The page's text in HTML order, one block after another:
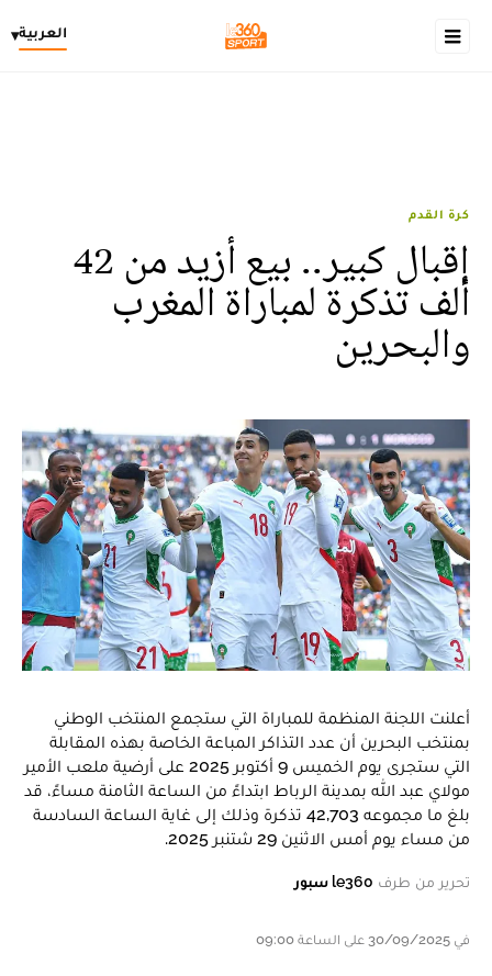
العربية▾
كرة القدم
إقبال كبير.. بيع أزيد من 42
ألف تذكرة لمباراة المغرب
والبحرين
أعلنت اللجنة المنظمة للمباراة التي ستجمع المنتخب الوطني
بمنتخب البحرين أن عدد التذاكر المباعة الخاصة بهذه المقابلة
التي ستجرى يوم الخميس 9 أكتوبر 2025 على أرضية ملعب الأمير
مولاي عبد الله بمدينة الرباط ابتداءً من الساعة الثامنة مساءً، قد
بلغ ما مجموعه 42,703 تذكرة وذلك إلى غاية الساعة السادسة
من مساء يوم أمس الاثنين 29 شتنبر 2025.
تحرير من طرف le360 سبور
في 30/09/2025 على الساعة 09:00